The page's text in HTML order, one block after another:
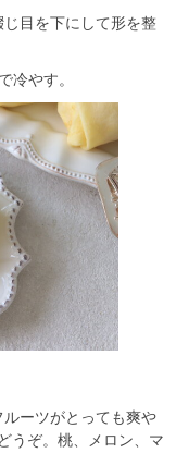
目を下にして形を整
やす。
ーツがとっても爽や
うぞ。桃、メロン、マ